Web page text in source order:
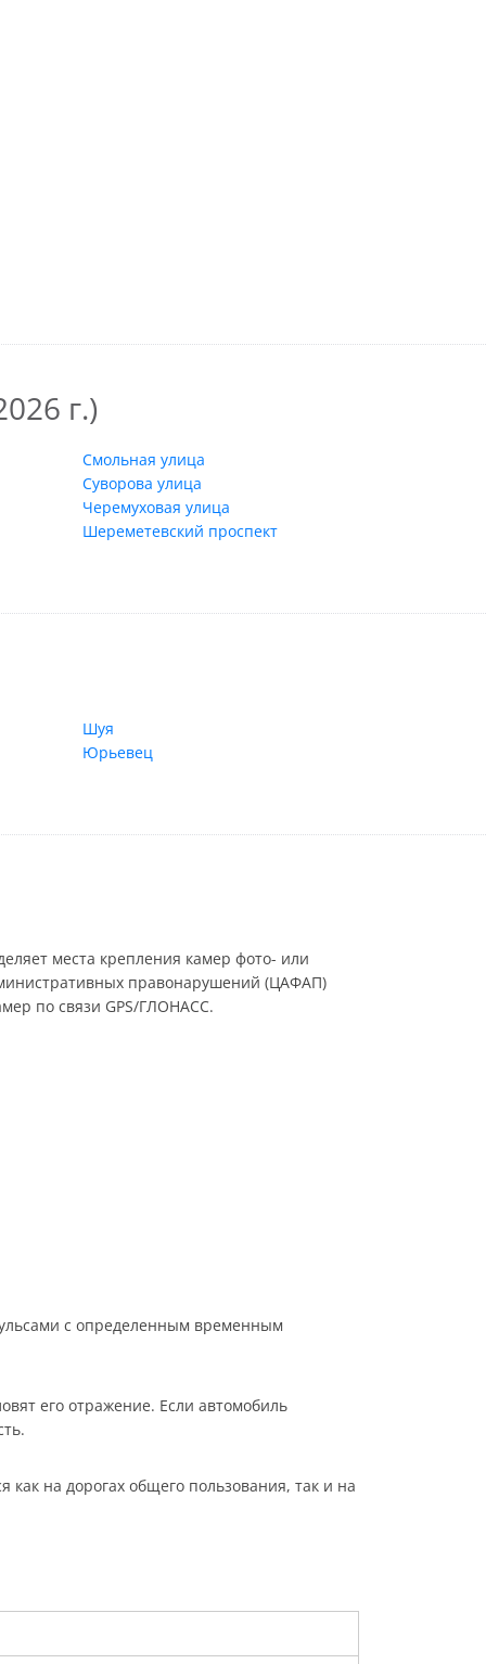
г.)
Смольная улица
Суворова улица
Черемуховая улица
Шереметевский проспект
Шуя
Юрьевец
места крепления камер фото- или
правонарушений (ЦАФАП)
по связи GPS/ГЛОНАСС.
с определенным временным
его отражение. Если автомобиль
на дорогах общего пользования, так и на